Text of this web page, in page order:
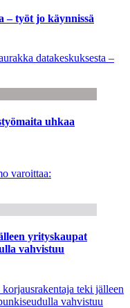
– työt jo käynnissä
datakeskuksesta –
uhkaa
varoittaa:
yrityskaupat
vahvistuu
teki jälleen
vahvistuu